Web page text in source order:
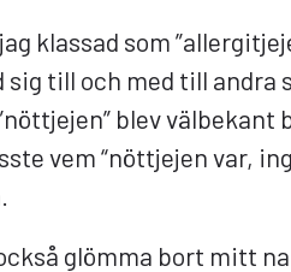
klassad som
sig till och med till andra
blev välbekant
vem “nöttjejen var,
glömma bort mitt